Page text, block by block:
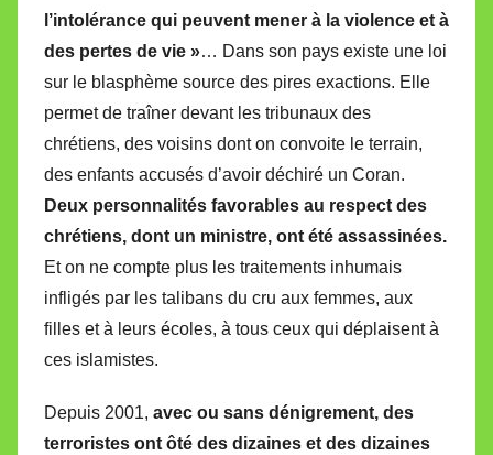
l’intolérance qui peuvent mener à la violence et à
des pertes de vie »… Dans son pays existe une loi
sur le blasphème source des pires exactions. Elle
permet de traîner devant les tribunaux des
chrétiens, des voisins dont on convoite le terrain,
des enfants accusés d’avoir déchiré un Coran.
Deux personnalités favorables au respect des
chrétiens, dont un ministre, ont été assassinées.
Et on ne compte plus les traitements inhumais
infligés par les talibans du cru aux femmes, aux
filles et à leurs écoles, à tous ceux qui déplaisent à
ces islamistes.
Depuis 2001, avec ou sans dénigrement, des
terroristes ont ôté des dizaines et des dizaines